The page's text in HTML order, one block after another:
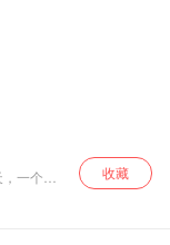
一个努
用声音
收藏